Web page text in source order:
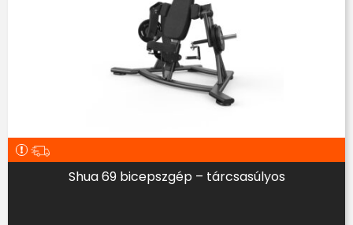
Shua 69 bicepszgép – tárcsasúlyos